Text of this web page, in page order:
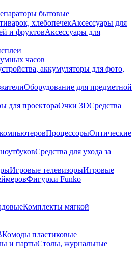
бытовые
хлебопечекАксессуары для
и фруктовАксессуары для
часов
аккумуляторы для фото,
Оборудование для предметной
для проектораОчки 3DСредства
ПроцессорыОптические
Средства для ухода за
Игровые телевизорыИгровые
Фигурки Funko
Комплекты мягкой
Комоды пластиковые
и партыСтолы, журнальные